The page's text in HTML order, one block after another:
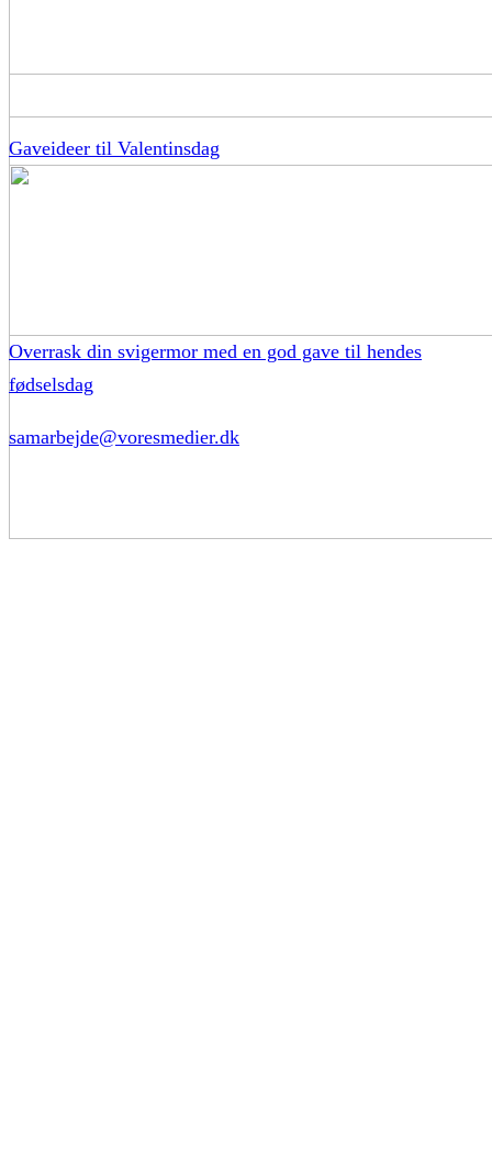
Gaveideer til Valentinsdag
Overrask din svigermor med en god gave til hendes
fødselsdag
samarbejde@voresmedier.dk